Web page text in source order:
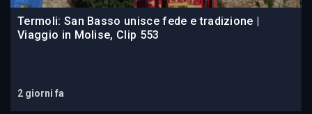
Termoli: San Basso unisce fede e tradizione |
Viaggio in Molise, Clip 553
2 giorni fa